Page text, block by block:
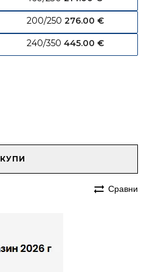
200/250 276.00 €
240/350 445.00 €
КУПИ
Сравни